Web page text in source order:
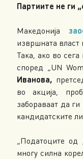
Партиите не ги
Македонија
извршната власт
Така, ако во
според „UN
Иванова,
во акција,
забораваат да
кандидатските
„Податоците од
многу силна